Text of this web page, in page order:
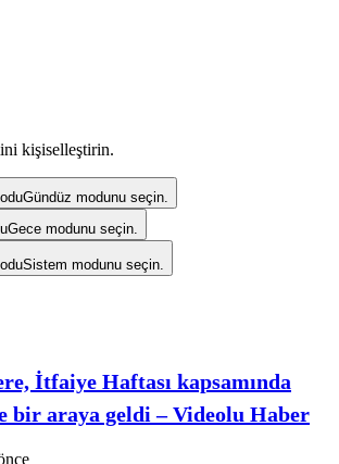
kişiselleştirin.
Gündüz modunu seçin.
Gece modunu seçin.
Sistem modunu seçin.
İtfaiye Haftası kapsamında
bir araya geldi – Videolu Haber